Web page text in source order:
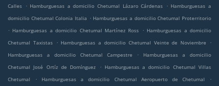
Calles
. Hamburguesas a domicilio Chetumal Lázaro Cárdenas . Hamburguesas a
domicilio Chetumal Colonia Italia . Hamburguesas a domicilio Chetumal Proterritorio
. Hamburguesas a domicilio Chetumal Martínez Ross . Hamburguesas a domicilio
Chetumal Taxistas
. Hamburguesas a domicilio Chetumal Veinte de Noviembre
.
Hamburguesas a domicilio Chetumal Campestre
.
Hamburguesas a domicilio
Chetumal José Ortíz de Domínguez
. Hamburguesas a domicilio Chetumal Villas
Chetumal
. Hamburguesas a domicilio Chetumal Aeropuerto de Chetumal
.